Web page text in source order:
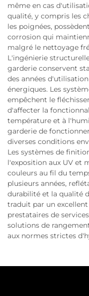
même en cas
qualité, y compris les
les poignées,
corrosion qui
malgré le nettoyage
L'ingénierie
garderie conservent
des années
énergiques. Les
empêchent le
d'affecter la
température et à
garderie de
diverses conditions
Les systèmes de
l'exposition aux UV et
couleurs au fil du
plusieurs années,
durabilité et la qualité
traduit par un
prestataires de
solutions de
aux normes strictes